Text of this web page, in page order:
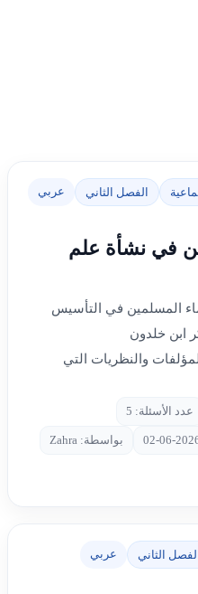
الفصل الثاني عربي
في نشأة علم
المسلمين في التأسيس
ابن خلدون
والنظريات التي
عدد الأسئلة: 5
بواسطة: Zahra
الفصل الثاني عربي